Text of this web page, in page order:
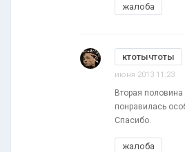
жалоба
ктотычтоты
июня 2013 11:23
Вторая половина
понравилась
Спасибо.
жалоба